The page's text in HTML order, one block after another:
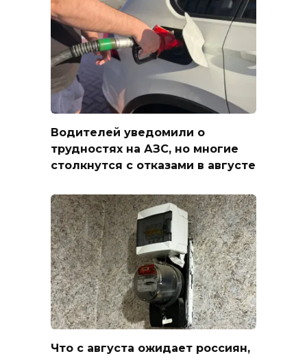
Водителей уведомили о
трудностях на АЗС, но многие
столкнутся с отказами в августе
Что с августа ожидает россиян,